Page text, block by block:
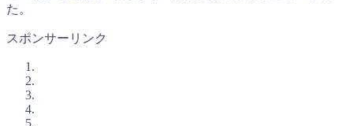
た。
スポンサーリンク